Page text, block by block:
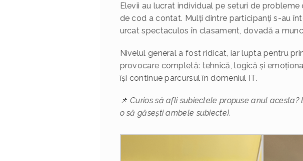
Elevii au lucrat individual pe seturi de
de cod a contat. Mulți dintre participanți s-au
urcat spectaculos în clasament, dovadă a
Nivelul general a fost ridicat, iar lupta pentru
provocare completă: tehnică, logică și
își continue parcursul în domeniul IT.
📌Curios să afli subiectele propuse anul acesta?
o să găsești ambele subiecte).